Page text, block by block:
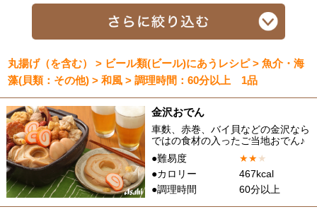
丸揚げ（を含む） > ビール類(ビール)にあうレシピ > 魚介・海
藻(貝類：その他) > 和風 > 調理時間：60分以上 1品
金沢おでん
車麩、赤巻、バイ貝などの金沢なら
ではの食材の入ったご当地おでん♪
●難易度
★★★
●カロリー
467kcal
●調理時間
60分以上